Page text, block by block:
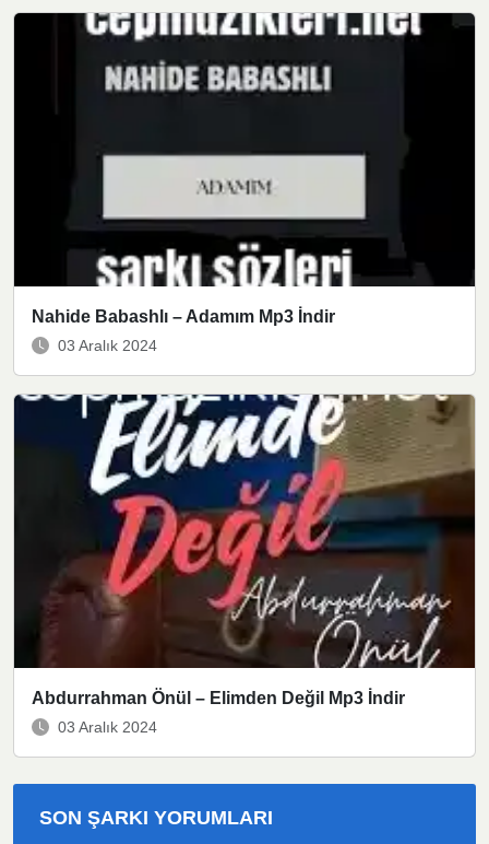
Nahide Babashlı – Adamım Mp3 İndir
03 Aralık 2024
Abdurrahman Önül – Elimden Değil Mp3 İndir
03 Aralık 2024
SON ŞARKI YORUMLARI